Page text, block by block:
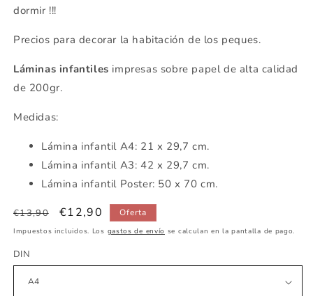
dormir !!!
Precios para decorar la habitación de los peques.
Láminas infantiles impresas sobre papel de alta calidad
de 200gr.
Medidas:
Lámina infantil A4: 21 x 29,7 cm.
Lámina infantil A3: 42 x 29,7 cm.
Lámina infantil Poster: 50 x 70 cm.
Precio
habitual
€13,90
Precio
de
€12,90 Oferta
Impuestos incluidos. Los gastos de envío se calculan en la pantalla de pago.
DIN